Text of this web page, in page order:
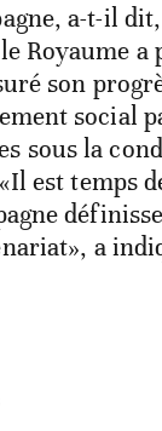
a-t-il
Royaume a
son
social
sous la
est temps
a